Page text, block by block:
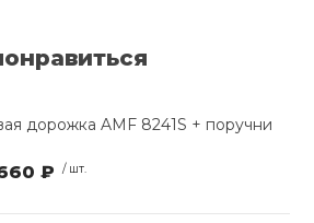
дорожка AMF 8241S + поручни
₽ / шт.